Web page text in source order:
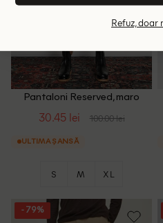
Pantaloni Reserved, maro
30.45 lei 100.00 lei
ULTIMA ȘANSĂ
S M XL
- 79%
Refuz, doar